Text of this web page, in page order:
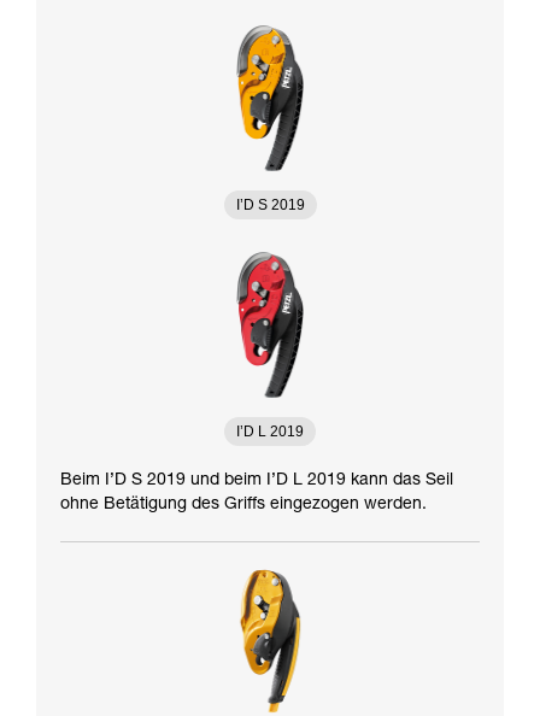
I’D S 2019
I’D L 2019
Beim I’D S 2019 und beim I’D L 2019 kann das Seil
ohne Betätigung des Griffs eingezogen werden.